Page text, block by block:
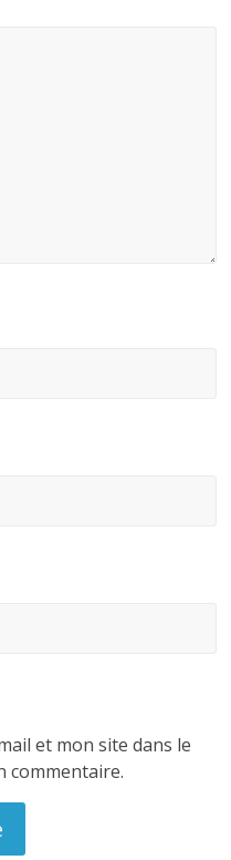
et mon site dans le
commentaire.